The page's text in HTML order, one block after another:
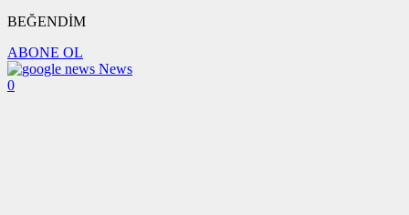
BEĞENDİM
ABONE OL
News
0